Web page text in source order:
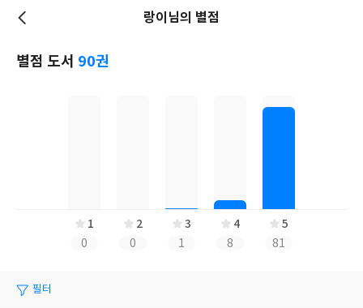
랑이님의 별점
별점 도서 90권
1
0
2
0
3
1
4
8
5
81
필터